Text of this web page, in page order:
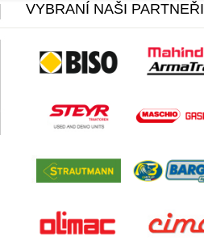
VYBRANÍ NAŠI PARTNEŘI